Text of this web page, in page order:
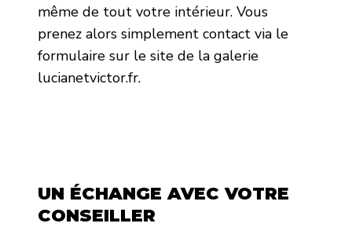
même de tout votre intérieur. Vous
prenez alors simplement contact via le
formulaire sur le site de la galerie
lucianetvictor.fr.
UN ÉCHANGE AVEC VOTRE
CONSEILLER